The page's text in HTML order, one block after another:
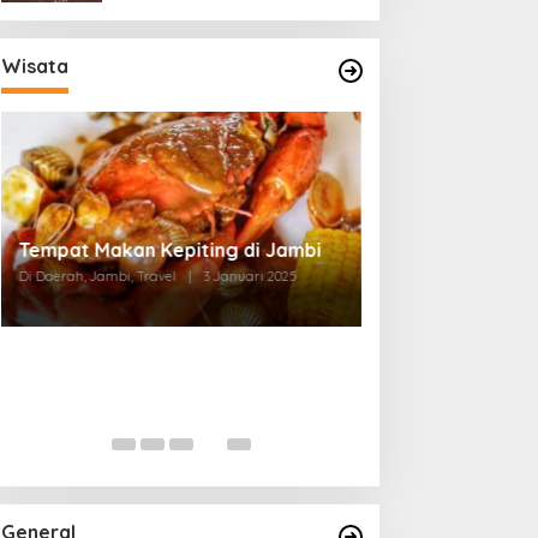
Wisata
Tempat Makan di Thehok Jambi
Di Daerah, Jambi, Travel | 3 Januari 2025
General